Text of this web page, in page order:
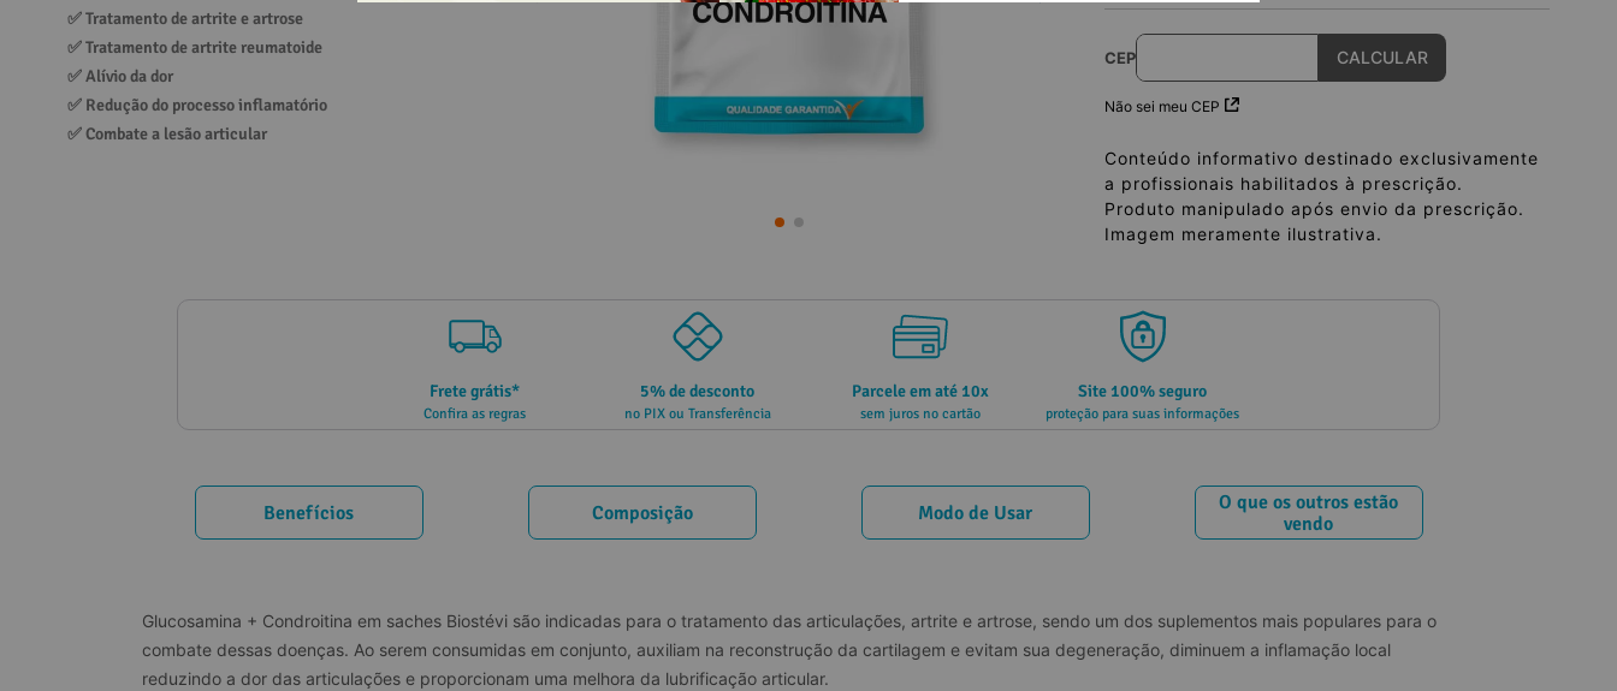
✅ Tratamento de artrite e artrose
✅ Tratamento de artrite reumatoide
✅ Alívio da dor
✅ Redução do processo inflamatório
✅ Combate a lesão articular
CEP
Não sei meu CEP
Conteúdo informativo destinado exclusivamente
a profissionais habilitados à prescrição.
Produto manipulado após envio da prescrição.
Imagem meramente ilustrativa.
Frete grátis*
Confira as regras
5% de desconto
no PIX ou Transferência
Parcele em até 10x
sem juros no cartão
Site 100% seguro
proteção para suas informações
Benefícios Composição Modo de Usar
O que os outros estão
vendo
Glucosamina + Condroitina em saches Biostévi são indicadas para o tratamento das articulações, artrite e artrose, sendo um dos suplementos mais populares para o
combate dessas doenças. Ao serem consumidas em conjunto, auxiliam na reconstrução da cartilagem e evitam sua degeneração, diminuem a inflamação local
reduzindo a dor das articulações e proporcionam uma melhora da lubrificação articular.
10º vitamina